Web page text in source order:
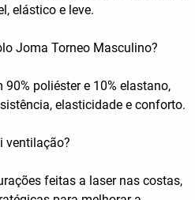
elástico e leve.
Joma Torneo Masculino?
poliéster e 10% elastano,
elasticidade e conforto.
ventilação?
feitas a laser nas costas,